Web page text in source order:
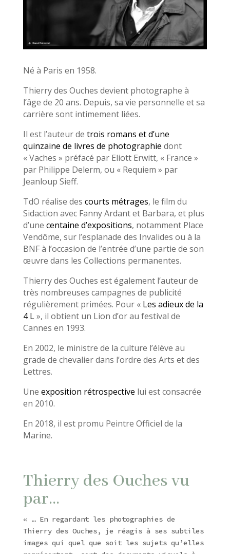
Né à Paris en 1958.
Thierry des Ouches devient photographe à
l’âge de 20 ans. Depuis, sa vie personnelle et sa
carrière sont intimement liées.
Il est l’auteur de trois romans et d’une
quinzaine de livres de photographie dont
« Vaches » préfacé par Eliott Erwitt, « France »
par Philippe Delerm, ou « Requiem » par
Jeanloup Sieff.
TdO réalise des courts métrages, le film du
Sidaction avec Fanny Ardant et Barbara, et plus
d’une centaine d’expositions, notamment Place
Vendôme, sur l’esplanade des Invalides ou à la
BNF à l’occasion de l’entrée d’une partie de son
œuvre dans les Collections permanentes.
Thierry des Ouches est également l’auteur de
très nombreuses campagnes de publicité
régulièrement primées. Pour « Les adieux de la
4 L», il obtient un Lion d’or au festival de
Cannes en 1993.
En 2002, le ministre de la culture l’élève au
grade de chevalier dans l’ordre des Arts et des
Lettres.
Une exposition rétrospective lui est consacrée
en 2010.
En 2018, il est promu Peintre Officiel de la
Marine.
Thierry des Ouches vu
par…
« … En regardant les photographies de
Thierry des Ouches, je réagis à ses subtiles
images qui quel que soit les sujets qu’elles